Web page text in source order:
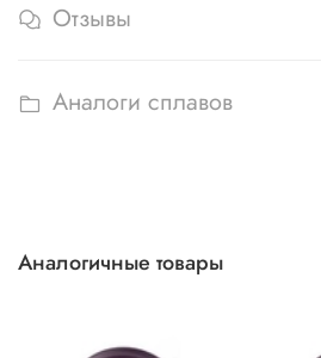
Отзывы
Аналоги сплавов
Аналогичные товары